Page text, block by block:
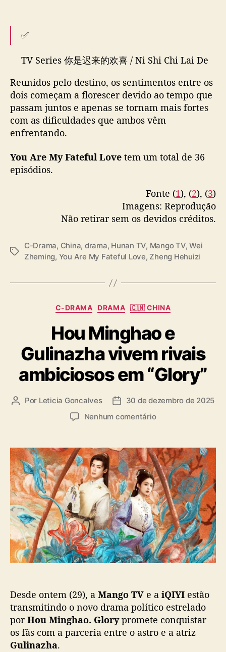
n
e
m
“
Y
A
r
y
F
a
e
f
L
v
”
✅️
TV Series 你是迟来的欢喜 / Ni Shi Chi Lai De
to broadcast on Hunan & Mango start from
26 March 2026.
Cast:#WeiZheMing #ZhengHeHuiZi
#LiJunXian
20/03/26
March 20, 2026
Reunidos pelo destino, os sentimentos entre os
dois começam a florescer devido ao tempo que
passam juntos e apenas se tornam mais fortes
com as dificuldades que ambos vêm
enfrentando.
You Are My Fateful Love tem um total de 36
episódios.
Fonte (1), (2), (3)
Imagens: Reprodução
Não retirar sem os devidos créditos.
T
s
C-Drama, China, drama, Hunan TV, Mango TV,Wei
Zheming, You Are My Fateful Love, Zheng Hehuizi
C
t
e
g
o
r
i
a
s
C-DRAMA DRAMA 🇨🇳 CHINA
Hou Minghao e
Gulinazha vivem rivais
ambiciosos em “Glory”
A
r
d
o
p
o
s
t
Por Leticia Goncalves
D
d
e
p
u
b
l
i
c
a
ç
ã
30 de dezembro de 2025
Nenhum comentárioe
o
u
M
i
n
g
h
a
o
e
G
i
n
a
h
Desde ontem (29), a Mango TV e a iQIYI estão
transmitindo o novo drama político estrelado
porHou Minghao. Glorypromete conquistar
os fãs com a parceria entre o astro e a atriz
Gulinazha.